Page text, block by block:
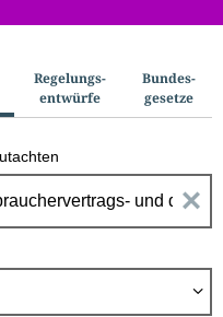
Regelungs­
entwürfe
Bundes­
gesetze
n